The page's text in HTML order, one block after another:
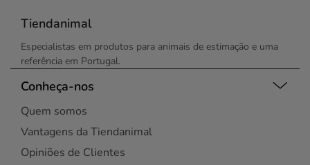
Tiendanimal
Especialistas em produtos para animais de estimação e uma
referência em Portugal.
Conheça-nos
Quem somos
Vantagens da Tiendanimal
Opiniões de Clientes